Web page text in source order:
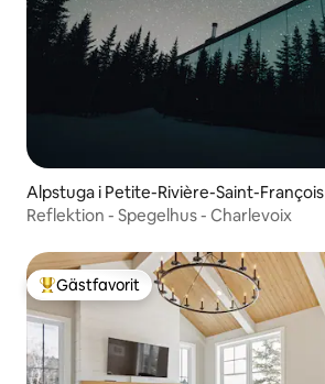
Alpstuga i Petite-Rivière-Saint-François
Reflektion - Spegelhus - Charlevoix
Populär gästfavorit
Gästfavorit